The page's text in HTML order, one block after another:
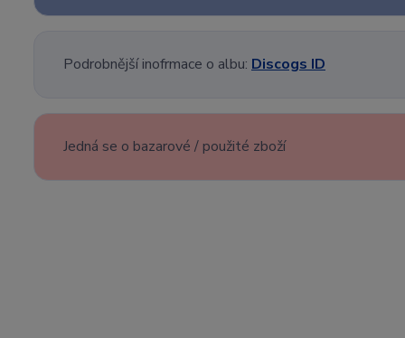
Podrobnější inofrmace o albu: Discogs ID
Jedná se o bazarové / použité zboží